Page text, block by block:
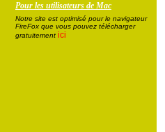
Pour les utilisateurs de Mac
Notre site est optimisé pour le navigateur
FireFox que vous pouvez télécharger
gratuitement ici